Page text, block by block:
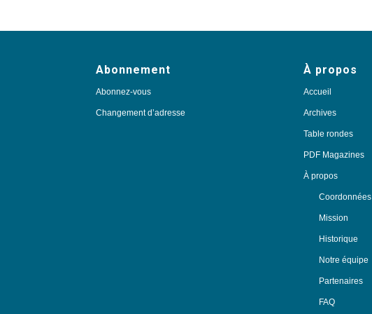
Abonnement
Abonnez-vous
Changement d’adresse
À propos
Accueil
Archives
Table rondes
PDF Magazines
À propos
Coordonnées
Mission
Historique
Notre équipe
Partenaires
FAQ